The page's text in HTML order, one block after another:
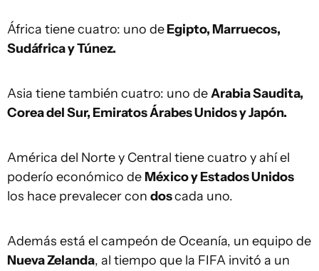
África tiene cuatro: uno deEgipto, Marruecos,
Sudáfrica y Túnez.
Asia tiene también cuatro: uno deArabia Saudita,
Corea del Sur, Emiratos Árabes Unidos y Japón.
América del Norte y Central tiene cuatro y ahí el
poderío económico de México y Estados Unidos
los hace prevalecer con doscada uno.
Además está el campeón de Oceanía, un equipo de
Nueva Zelanda, al tiempo que la FIFA invitó a un